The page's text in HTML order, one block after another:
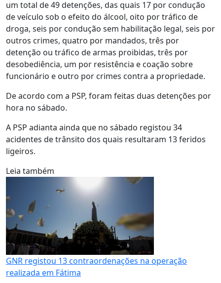
um total de 49 detenções, das quais 17 por condução
de veículo sob o efeito do álcool, oito por tráfico de
droga, seis por condução sem habilitação legal, seis por
outros crimes, quatro por mandados, três por
detenção ou tráfico de armas proibidas, três por
desobediência, um por resistência e coação sobre
funcionário e outro por crimes contra a propriedade.
De acordo com a PSP, foram feitas duas detenções por
hora no sábado.
A PSP adianta ainda que no sábado registou 34
acidentes de trânsito dos quais resultaram 13 feridos
ligeiros.
Leia também
GNR registou 13 contraordenações na operação
realizada em Fátima